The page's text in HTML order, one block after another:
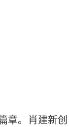
章。肖建新创